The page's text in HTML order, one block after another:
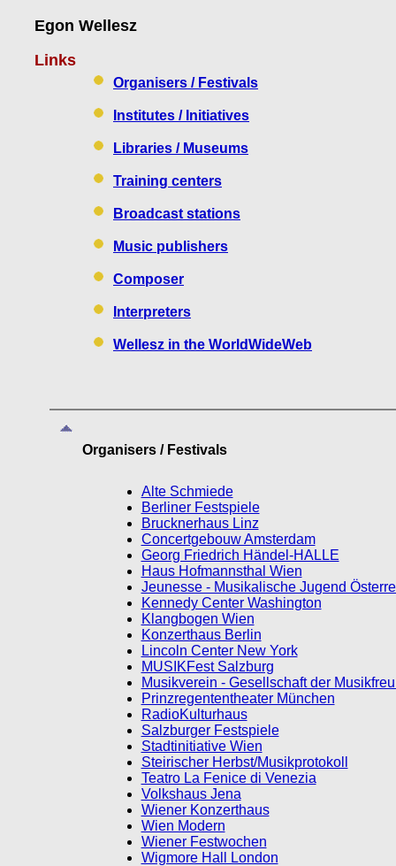
Egon Wellesz
Links
Organisers / Festivals
Institutes / Initiatives
Libraries / Museums
Training centers
Broadcast stations
Music publishers
Composer
Interpreters
Wellesz in the WorldWideWeb
Organisers / Festivals
Alte Schmiede
Berliner Festspiele
Brucknerhaus Linz
Concertgebouw Amsterdam
Georg Friedrich Händel-HALLE
Haus Hofmannsthal Wien
Jeunesse - Musikalische Jugend
Kennedy Center Washington
Klangbogen Wien
Konzerthaus Berlin
Lincoln Center New York
MUSIKFest Salzburg
Musikverein - Gesellschaft der
Prinzregententheater München
RadioKulturhaus
Salzburger Festspiele
Stadtinitiative Wien
Steirischer Herbst/Musikprotokoll
Teatro La Fenice di Venezia
Volkshaus Jena
Wiener Konzerthaus
Wien Modern
Wiener Festwochen
Wigmore Hall London